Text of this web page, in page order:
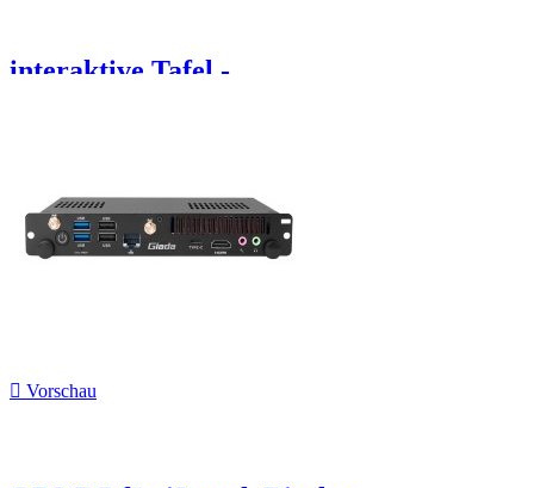
interaktive Tafel -...
 Vorschau